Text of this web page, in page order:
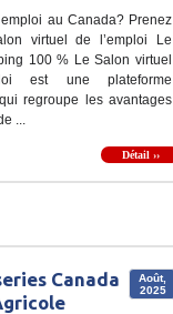
au Canada? Prenez
virtuel de l’emploi Le
100 % Le Salon virtuel
est une plateforme
regroupe les avantages
...
Détail ››
Août,
2025
Canada